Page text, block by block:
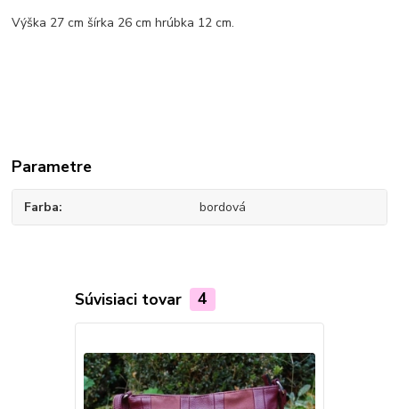
Výška 27 cm šírka 26 cm hrúbka 12 cm.
Parametre
Farba bordová
Súvisiaci tovar 4